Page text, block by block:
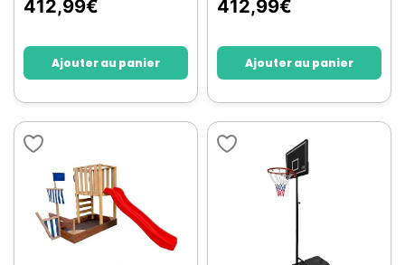
412,99€
Ajouter au panier
412,99€
Ajouter au panier